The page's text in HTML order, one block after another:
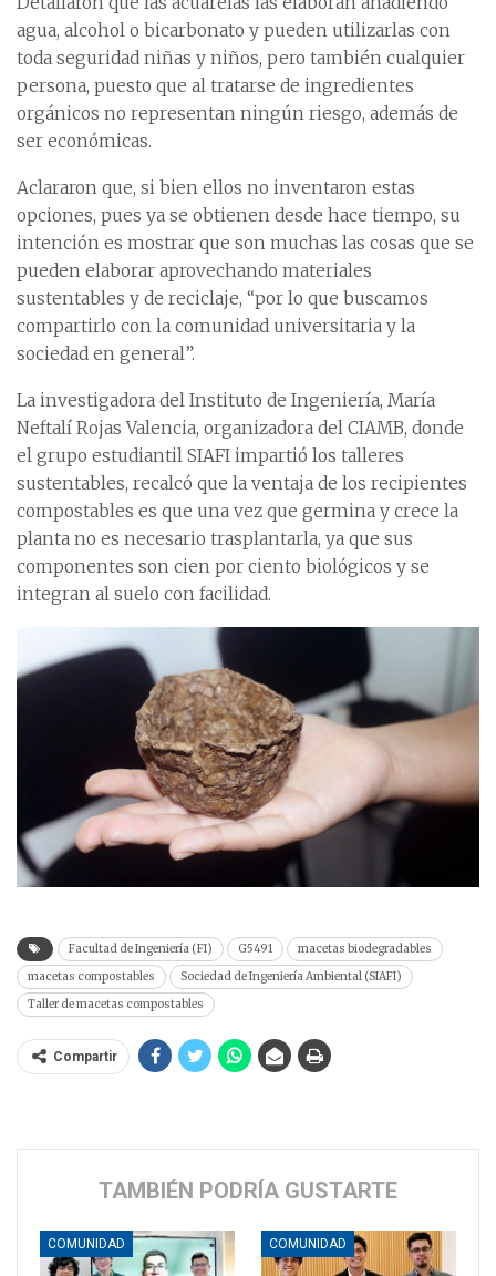
agua, alcohol o bicarbonato y pueden utilizarlas con
toda seguridad niñas y niños, pero también cualquier
persona, puesto que al tratarse de ingredientes
orgánicos no representan ningún riesgo, además de
ser económicas.
Aclararon que, si bien ellos no inventaron estas
opciones, pues ya se obtienen desde hace tiempo, su
intención es mostrar que son muchas las cosas que se
pueden elaborar aprovechando materiales
sustentables y de reciclaje, “por lo que buscamos
compartirlo con la comunidad universitaria y la
sociedad en general”.
La investigadora del Instituto de Ingeniería, María
Neftalí Rojas Valencia, organizadora del CIAMB, donde
el grupo estudiantil SIAFI impartió los talleres
sustentables, recalcó que la ventaja de los recipientes
compostables es que una vez que germina y crece la
planta no es necesario trasplantarla, ya que sus
componentes son cien por ciento biológicos y se
integran al suelo con facilidad.
Facultad de Ingeniería (FI) G5491
macetas biodegradables
macetas compostables
Sociedad de Ingeniería Ambiental (SIAFI)
Taller de macetas compostables
Compartir
TAMBIÉN PODRÍA GUSTARTE
COMUNIDAD COMUNIDAD